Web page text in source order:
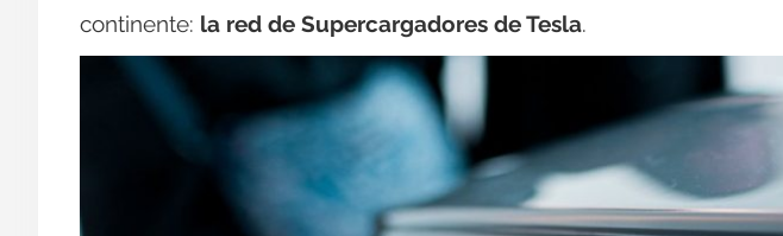
continente: la red de Supercargadores de Tesla.